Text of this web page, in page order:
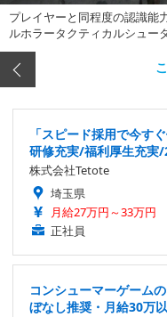
プレイヤーと同程度の認識能
ルホラータクティカルシュー
「スピード採用で今す
研修充実/福利厚生充実
株式会社Tetote
埼玉県
月給27万円～33万円
正社員
コンシューマーゲーム
ぼなし推奨・月給30万